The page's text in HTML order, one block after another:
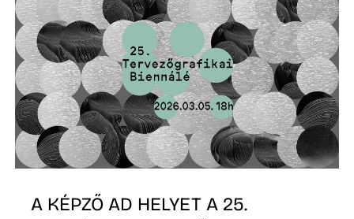
A KÉPZŐ AD HELYET A 25.